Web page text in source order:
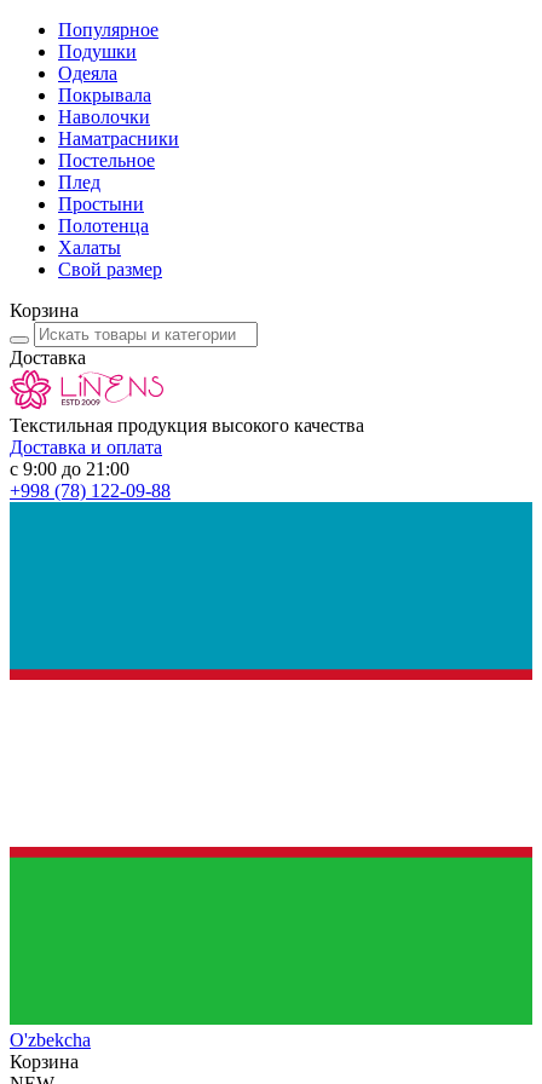
Популярное
Подушки
Одеяла
Покрывала
Наволочки
Наматрасники
Постельное
Плед
Простыни
Полотенца
Халаты
Свой размер
Корзина
Доставка
Текстильная продукция высокого качества
Доставка и оплата
с 9:00 до 21:00
+998 (78) 122-09-88
O'zbekcha
Корзина